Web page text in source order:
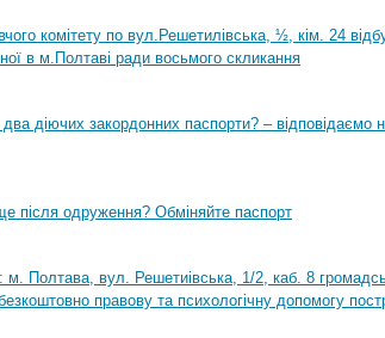
комітету по вул.Решетилівська, ½, кім. 24
в м.Полтаві ради восьмого скликання
діючих закордонних паспорти? – відповідаємо
після одруження? Обміняйте паспорт
Полтава, вул. Решетиівська, 1/2, каб. 8
правову та психологічну допомогу